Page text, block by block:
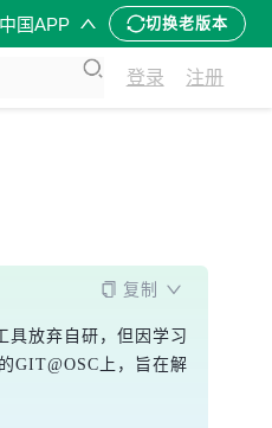
国APP 切换老版本
登录 注册
复制
具放弃自研，但因学习
GIT@OSC上，旨在解